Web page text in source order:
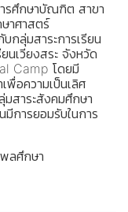
รศึกษาบัณฑิต สาขา
าศาสตร์
กลุ่มสาระการเรียน
นเวียงสระ จังหวัด
Camp โดยมี
พื่อความเป็นเลิศ
มสาระสังคมศึกษา
มีการยอมรับในการ
ลศึกษา